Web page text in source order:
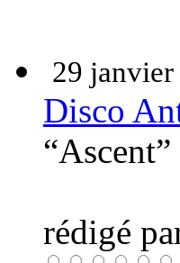
29
Disco
“Ascent”
rédigé